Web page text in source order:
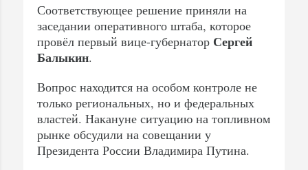
Соответствующее решение приняли на
заседании оперативного штаба, которое
провёл первый вице-губернатор Сергей
Балыкин.
Вопрос находится на особом контроле не
только региональных, но и федеральных
властей. Накануне ситуацию на топливном
рынке обсудили на совещании у
Президента России Владимира Путина.